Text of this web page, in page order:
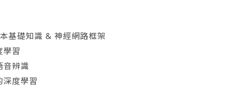
基礎知識 & 神經網路框架
習
辨識
度學習